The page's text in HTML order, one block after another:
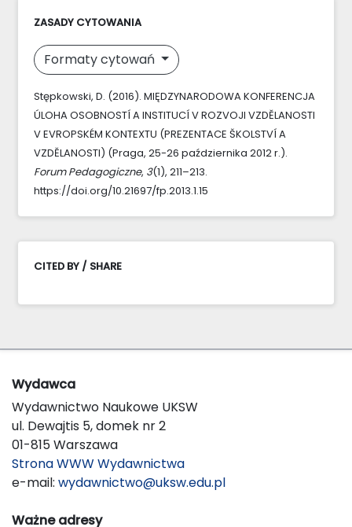
ZASADY CYTOWANIA
Formaty cytowań
Stępkowski, D. (2016). MIĘDZYNARODOWA KONFERENCJA
ÚLOHA OSOBNOSTÍ A INSTITUCÍ V ROZVOJI VZDĚLANOSTI
V EVROPSKÉM KONTEXTU (PREZENTACE ŠKOLSTVÍ A
VZDĚLANOSTI) (Praga, 25-26 października 2012 r.).
Forum Pedagogiczne, 3(1), 211–213.
https://doi.org/10.21697/fp.2013.1.15
CITED BY / SHARE
Wydawca
Wydawnictwo Naukowe UKSW
ul. Dewajtis 5, domek nr 2
01-815 Warszawa
Strona WWW Wydawnictwa
e-mail: wydawnictwo@uksw.edu.pl
Ważne adresy